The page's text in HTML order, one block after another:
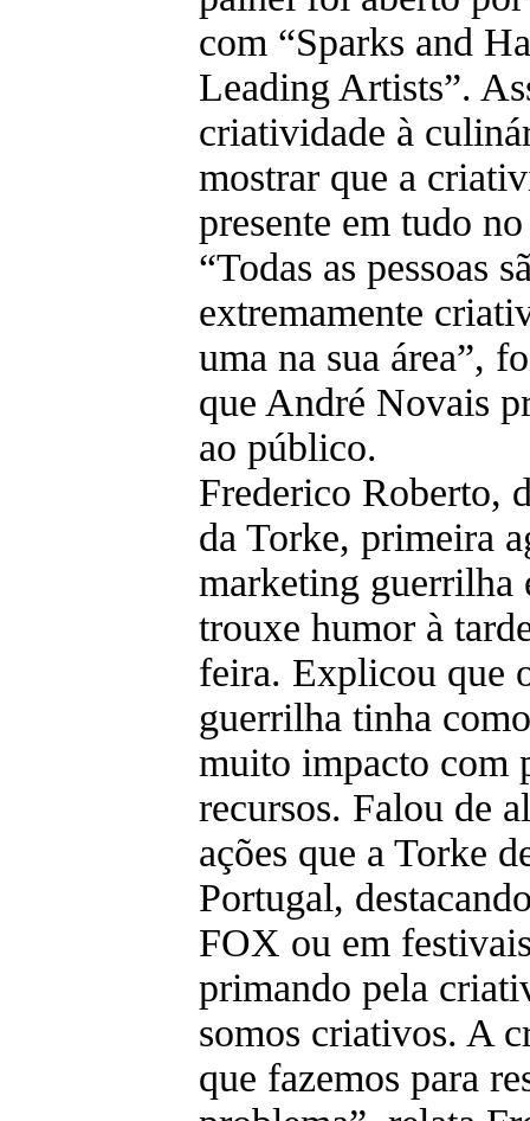
com “Sparks and
Leading Artists”.
criatividade à
mostrar que a
presente em tudo
“Todas as pessoas
extremamente
uma na sua área”,
que André Novais
ao público.
Frederico Roberto,
da Torke, primeira
marketing guerrilha
trouxe humor à
feira. Explicou que
guerrilha tinha
muito impacto com
recursos. Falou de
ações que a Torke
Portugal,
FOX ou em
primando pela
somos criativos. A
que fazemos para